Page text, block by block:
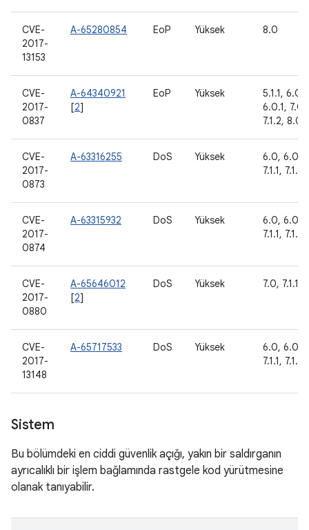
CVE-
2017-
13153
A-65280854 EoP Yüksek 8.0
CVE-
2017-
0837
A-64340921
[2]
EoP Yüksek
5.1.1, 6.0,
6.0.1, 7.0,
7.1.2, 8.0
CVE-
2017-
0873
A-63316255 DoS Yüksek
6.0,
7.1.1,
CVE-
2017-
0874
A-63315932 DoS Yüksek
6.0,
7.1.1,
CVE-
2017-
0880
A-65646012
[2]
DoS Yüksek 7.0, 7.1.1,
CVE-
2017-
13148
A-65717533 DoS Yüksek
6.0,
7.1.1,
Sistem
Bu bölümdeki en ciddi güvenlik açığı, yakın bir saldırganın
ayrıcalıklı bir işlem bağlamında rastgele kod yürütmesine
olanak tanıyabilir.